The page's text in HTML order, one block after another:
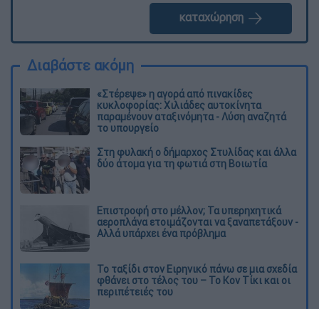
καταχώρηση
Διαβάστε ακόμη
«Στέρεψε» η αγορά από πινακίδες
κυκλοφορίας: Χιλιάδες αυτοκίνητα
παραμένουν αταξινόμητα - Λύση αναζητά
το υπουργείο
Στη φυλακή ο δήμαρχος Στυλίδας και άλλα
δύο άτομα για τη φωτιά στη Βοιωτία
Επιστροφή στο μέλλον; Τα υπερηχητικά
αεροπλάνα ετοιμάζονται να ξαναπετάξουν -
Αλλά υπάρχει ένα πρόβλημα
Το ταξίδι στον Ειρηνικό πάνω σε μια σχεδία
φθάνει στο τέλος του – Το Κον Τίκι και οι
περιπέτειές του